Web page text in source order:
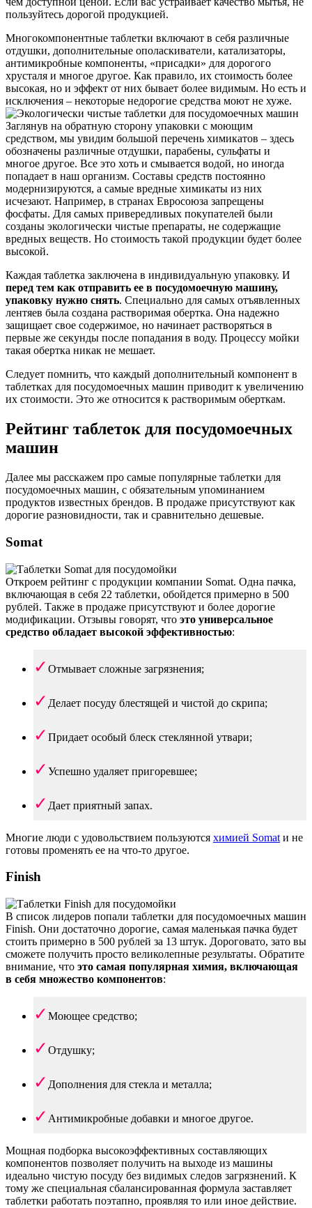
пользуйтесь дорогой продукцией.
Многокомпонентные таблетки включают в себя различные
отдушки, дополнительные ополаскиватели, катализаторы,
антимикробные компоненты, «присадки» для дорогого
хрусталя и многое другое. Как правило, их стоимость более
высокая, но и эффект от них бывает более видимым. Но есть и
исключения – некоторые недорогие средства моют не хуже.
Заглянув на обратную сторону упаковки с моющим
средством, мы увидим большой перечень химикатов – здесь
обозначены различные отдушки, парабены, сульфаты и
многое другое. Все это хоть и смывается водой, но иногда
попадает в наш организм. Составы средств постоянно
модернизируются, а самые вредные химикаты из них
исчезают. Например, в странах Евросоюза запрещены
фосфаты. Для самых привередливых покупателей были
созданы экологически чистые препараты, не содержащие
вредных веществ. Но стоимость такой продукции будет более
высокой.
Каждая таблетка заключена в индивидуальную упаковку. И
перед тем как отправить ее в посудомоечную машину,
упаковку нужно снять. Специально для самых отъявленных
лентяев была создана растворимая обертка. Она надежно
защищает свое содержимое, но начинает растворяться в
первые же секунды после попадания в воду. Процессу мойки
такая обертка никак не мешает.
Следует помнить, что каждый дополнительный компонент в
таблетках для посудомоечных машин приводит к увеличению
их стоимости. Это же относится к растворимым оберткам.
Рейтинг таблеток для посудомоечных
машин
Далее мы расскажем про самые популярные таблетки для
посудомоечных машин, с обязательным упоминанием
продуктов известных брендов. В продаже присутствуют как
дорогие разновидности, так и сравнительно дешевые.
Somat
Откроем рейтинг с продукции компании Somat. Одна пачка,
включающая в себя 22 таблетки, обойдется примерно в 500
рублей. Также в продаже присутствуют и более дорогие
модификации. Отзывы говорят, что это универсальное
средство обладает высокой эффективностью:
Отмывает сложные загрязнения;
Делает посуду блестящей и чистой до скрипа;
Придает особый блеск стеклянной утвари;
Успешно удаляет пригоревшее;
Дает приятный запах.
Многие люди с удовольствием пользуются химией Somat и не
готовы променять ее на что-то другое.
Finish
В список лидеров попали таблетки для посудомоечных машин
Finish. Они достаточно дорогие, самая маленькая пачка будет
стоить примерно в 500 рублей за 13 штук. Дороговато, зато вы
сможете получить просто великолепные результаты. Обратите
внимание, что это самая популярная химия, включающая
в себя множество компонентов:
Моющее средство;
Отдушку;
Дополнения для стекла и металла;
Антимикробные добавки и многое другое.
Мощная подборка высокоэффективных составляющих
компонентов позволяет получить на выходе из машины
идеально чистую посуду без видимых следов загрязнений. К
тому же специальная сбалансированная формула заставляет
таблетки работать поэтапно, проявляя то или иное действие.